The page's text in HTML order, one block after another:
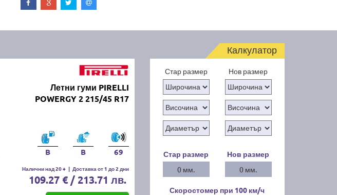
Летни гуми PIRELLI
POWERGY 2 215/45 R17
B B 69
Налични над 20 + | Доставка от 1 до 2 дни
109.27 € / 213.71 лв.
Калкулатор
Стар размер Нов размер
Стар размер
0 мм.
Нов размер
0 мм.
Скоростомер при 100 км/ч